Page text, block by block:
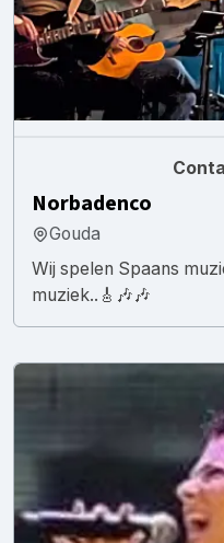
Norbadenco
Gouda
Wij spelen Spaans
muziek..🎸🎶🎶